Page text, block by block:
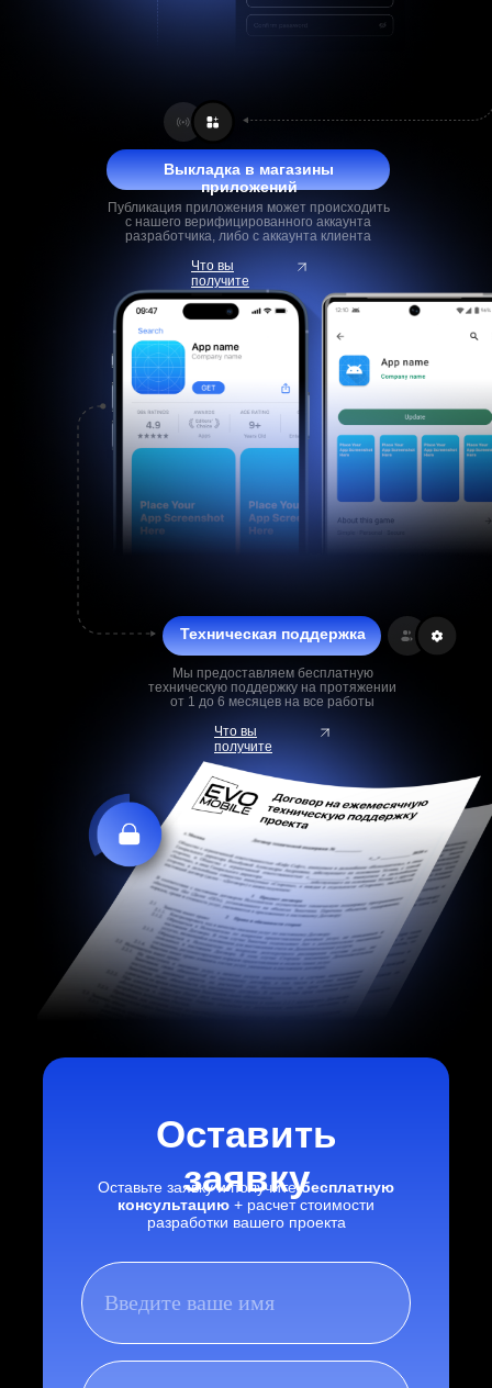
Публикация приложения может происходить
с нашего верифицированного аккаунта
разработчика, либо с аккаунта клиента
Мы предоставляем бесплатную
техническую поддержку на протяжении
от 1 до 6 месяцев на все работы
Выкладка в магазины
приложений
Техническая поддержка
Что вы
получите
Что вы
получите
Оставить
заявку
Оставьте заявку и получитебесплатную
консультацию + расчет стоимости
разработки вашего проекта